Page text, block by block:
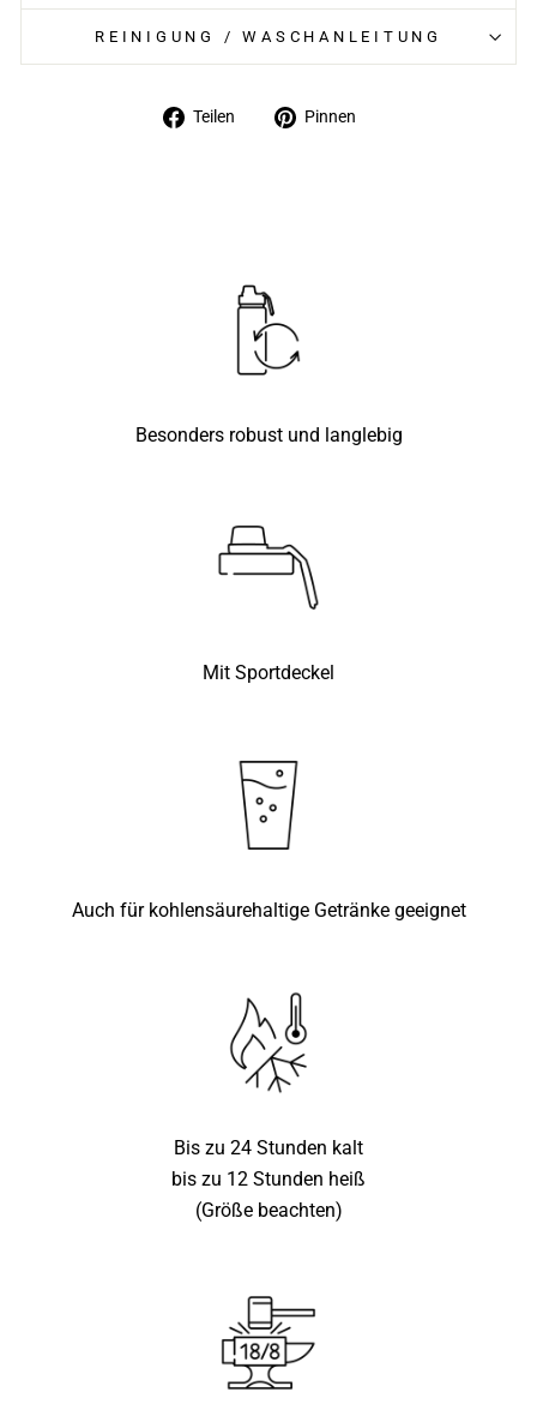
REINIGUNG / WASCHANLEITUNG
Teilen
Auf
Pinnen
Besonders robust und langlebig
Mit Sportdeckel
Auch für kohlensäurehaltige Getränke geeignet
Bis zu 24 Stunden kalt
bis zu 12 Stunden heiß
(Größe beachten)